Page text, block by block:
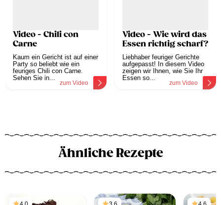
Video - Chili con
Carne
Kaum ein Gericht ist auf einer
Party so beliebt wie ein
feuriges Chili con Carne.
Sehen Sie in...
zum Video
Video - Wie wird das
Essen richtig scharf?
Liebhaber feuriger Gerichte
aufgepasst! In diesem Video
zeigen wir Ihnen, wie Sie Ihr
Essen so...
zum Video
Ähnliche Rezepte